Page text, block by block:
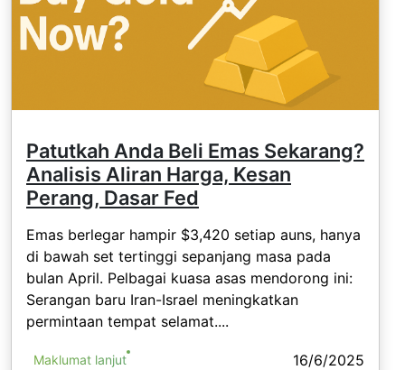
Patutkah Anda Beli Emas Sekarang?
Analisis Aliran Harga, Kesan
Perang, Dasar Fed
Emas berlegar hampir $3,420 setiap auns, hanya
di bawah set tertinggi sepanjang masa pada
bulan April. Pelbagai kuasa asas mendorong ini:
Serangan baru Iran-Israel meningkatkan
permintaan tempat selamat....
Maklumat lanjut 16/6/2025